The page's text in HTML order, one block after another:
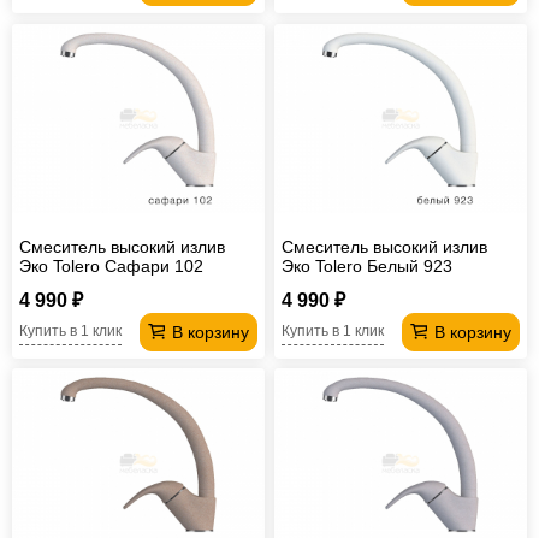
Смеситель высокий излив
Эко Tolero Сафари 102
4 990 ₽
В корзину
Купить в 1 клик
Смеситель высокий излив
Эко Tolero Белый 923
4 990 ₽
В корзину
Купить в 1 клик